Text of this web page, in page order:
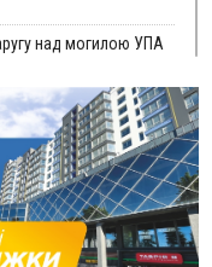
над могилою УПА
побачать
втікав від поліції
вогнепальної зброї: